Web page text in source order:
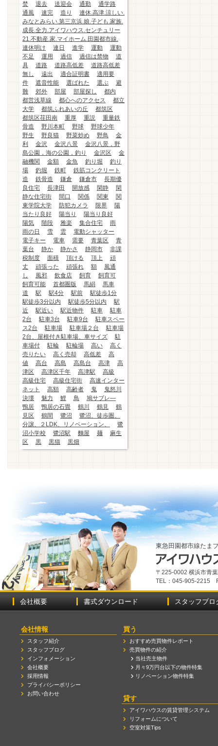
焚
退去 送迎会 通勤
通学路
通風
速完 造り
連休.高津.涼しい.
みなとみらい.第三京浜.娘.子ども.家族.
成長.全力.アイワハウス.センチュリー
21.不動産.家.マイホーム.田園都市線.
連休明け
連日 進学 運動
運動
不足
運用 過信 過信は禁物
道
具
道路 道路高低差
道路高低差
無し
遠出 適合証明書
適用要
件
遮音性能 選ばれた 選ぶ
避
難
郊外 部屋 部屋探し
都内
都営浅草線
都心へのアクセス
都立
大学
都筑ふれあいの丘
都筑区
都筑区荏田南
重厚 重説
重量鉄
骨造
野川本町 野球
野球少年
野生
野良猫 野菜炒め 野鳥
金
利
金沢 金沢八景
金沢八景，野
島公園，海の公園，釣り
金沢区
金
融機関
金額 金魚 釣り堀
釣り
場
釣堀 鉄町
鉄筋コンクリート
造
鉄骨造 鎌倉 鎌倉市
長期優
良住宅
長津田 開放感 閑静
閑
静な住宅街
間口 関係 関東
関
東学院大学
防犯カメラ 限界
陽
当たり良好
陽当り
陽当り良好
陽気
階段 雅楽 集合住宅
雨
雨の日
雪 雲
電動シャッター
電子キー
電車 需要 青葉区
青
葉台
静か 静かさ 静岡市
非課
税制度
面積 頂ける 頂上
頑
丈
頑張った 頑張れ 額
風通
し
風邪 飲食店 飼育
飼育可
飼育可能
首都圏版 馬絹
馬車
道
駅 駅4分 駅前
駅徒歩1分
駅徒歩3分以内
駅徒歩5分以内
駅
近
駅近い 駅近物件 駐車
駐車
2台
駐車3台 駐車9台
駐車スペー
ス2台
駐車場 駐車場２台
駐車場
2台、屋根付き駐車場、車サイズ
駐
車場付
駐輪 駐輪場 高い
高く
売りたい
高く売却 高低差
高
値
高台 高島 高島台 高津
高
津区
高津区千年 高津駅
高級
高級住宅
高級住宅街
高速インター
ネット
高額 高齢者 鬼
鬼怒川
決壊
魅力 鯉 鳥
鳩サブレ―
鴨居
鴨居の石畳 鶴川 鶴見
鶴
見区
鶴間 鷺沼
鷺沼、徒歩圏、
分譲、２LDK、リノベーション、
鷺
沼小学校
鷺沼駅 麵屋 麺
麻生
区
黒 黒猫 黒畑
東急田園都市線たま
〒225-0002 横浜市青
TEL：045-905-2215
会社概要 書式ダウンロード スタッフブロ
会社情報
スタッフ紹介
スタッフブログ
インフォメーション
会社概要
採用情報
プライバシーポリシー
お問い合わせ
買う
おすすめ売買物件レポート
売買物件の紹介
当社売主物件
月々9万円台以下の物件特集
リノベーション物件特集
貸す
アイワハウスの賃貸管理システム
リフォームについて
空室対策Tips